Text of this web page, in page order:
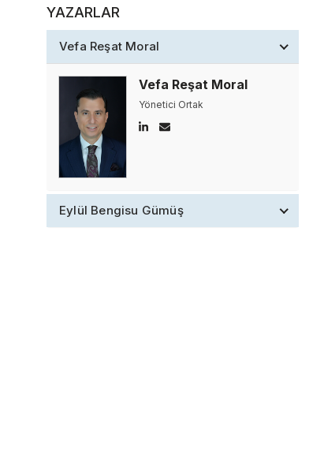
YAZARLAR
Vefa Reşat Moral
Vefa Reşat Moral
Yönetici Ortak
Eylül Bengisu Gümüş